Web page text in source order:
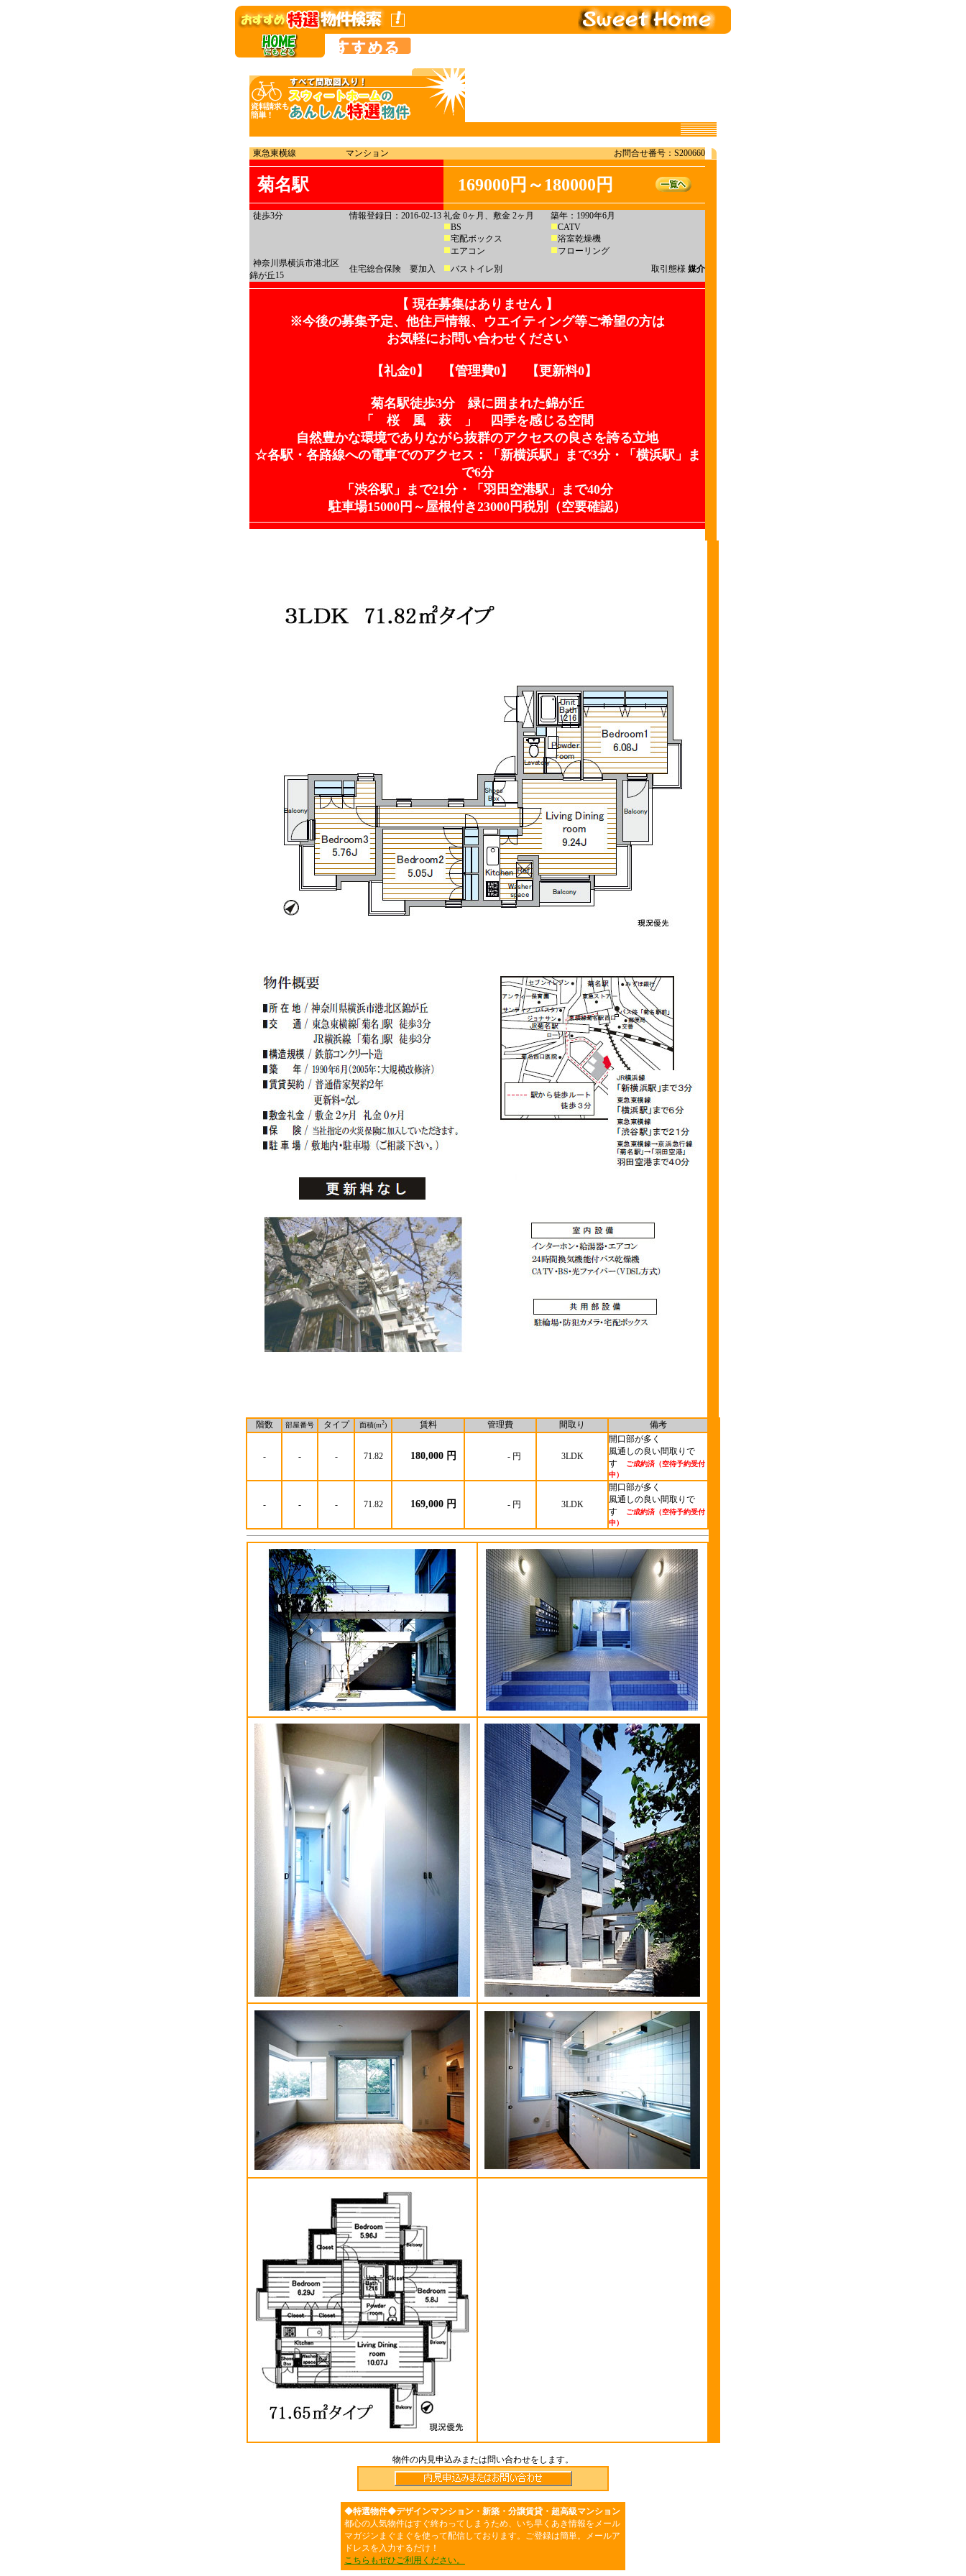
東急東横線 マンション お問合せ番号：S200660
菊名駅 169000円～180000円
徒歩3分 情報登録日：2016-02-13 礼金 0ヶ月、敷金 2ヶ月
築年：1990年6月
BS
CATV
宅配ボックス
浴室乾燥機
エアコン
フローリング
神奈川県横浜市港北区
錦が丘15
住宅総合保険 要加入 バストイレ別 取引態様 媒介
【 現在募集はありません 】
※今後の募集予定、他住戸情報、ウエイティング等ご希望の方は
お気軽にお問い合わせください
【礼金0】 【管理費0】 【更新料0】
菊名駅徒歩3分 緑に囲まれた錦が丘
「 桜 風 萩 」 四季を感じる空間
自然豊かな環境でありながら抜群のアクセスの良さを誇る立地
☆各駅・各路線への電車でのアクセス：「新横浜駅」まで3分・「横浜駅」ま
で6分
「渋谷駅」まで21分・「羽田空港駅」まで40分
駐車場15000円～屋根付き23000円税別（空要確認）
階数 部屋番号 タイプ 面積(m2) 賃料 管理費 間取り 備考
- - - 71.82 180,000 円 - 円 3LDK
開口部が多く
風通しの良い間取りで
す
ご成約済（空待予約受付
中）
- - - 71.82 169,000 円 - 円 3LDK
開口部が多く
風通しの良い間取りで
す
ご成約済（空待予約受付
中）
物件の内見申込みまたは問い合わせをします。
◆特選物件◆デザインマンション・新築・分譲賃貸・超高級マンション
都心の人気物件はすぐ終わってしまうため、いち早くあき情報をメール
マガジンまぐまぐを使って配信しております。ご登録は簡単。メールア
ドレスを入力するだけ！
こちらもぜひご利用ください。